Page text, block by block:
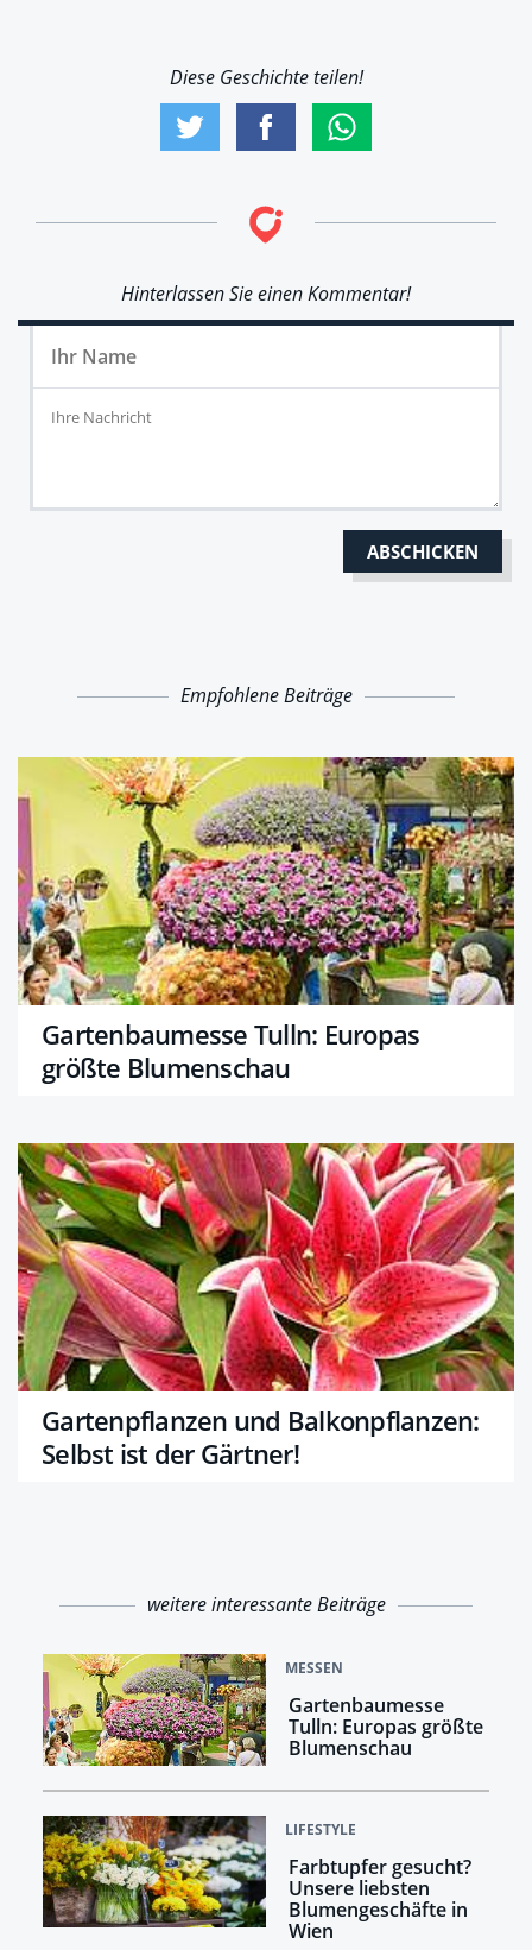
Diese Geschichte teilen!
Hinterlassen Sie einen Kommentar!
Empfohlene Beiträge
Gartenbaumesse Tulln: Europas
größte Blumenschau
Gartenpflanzen und Balkonpflanzen:
Selbst ist der Gärtner!
weitere interessante Beiträge
MESSEN
Gartenbaumesse
Tulln: Europas größte
Blumenschau
LIFESTYLE
Farbtupfer gesucht?
Unsere liebsten
Blumengeschäfte in
Wien